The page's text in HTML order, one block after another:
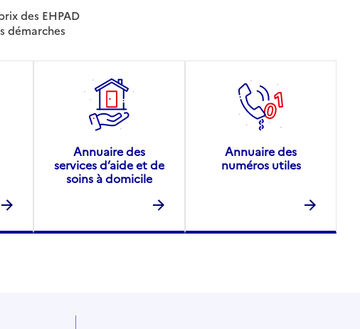
des EHPAD
démarches
Annuaire des
services d’aide et de
soins à domicile
Annuaire des
numéros utiles